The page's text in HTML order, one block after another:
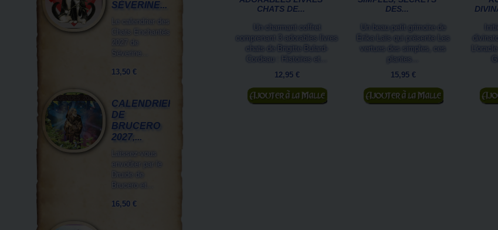
CHATS DE...
Un charmant coffret
comprenant 3 adorables livres
chats de Brigitte Bulard-
Cordeau : Histoires et...
12,95 €
Ajouter au panier
DES...
Un beau petit grimoire de
Erika Laïs qui présente Les
vertues des simples, ces
plantes...
15,95 €
Ajouter au panier
SÉVERINE...
Le calendrier des
Chats Enchantés
2027 de
Séverine...
13,50 €
CALENDRIER
DE
BRUCERO
2027,...
Laissez-vous
envoûter par le
Druide de
Brucero et...
16,50 €